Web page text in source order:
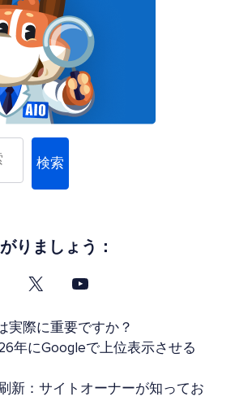
検索
りましょう：
実際に重要ですか？
年にGoogleで上位表示させる
新：サイトオーナーが知ってお